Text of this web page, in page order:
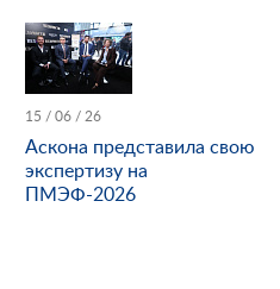
15 / 06 / 26
Аскона представила свою
экспертизу на
ПМЭФ-2026